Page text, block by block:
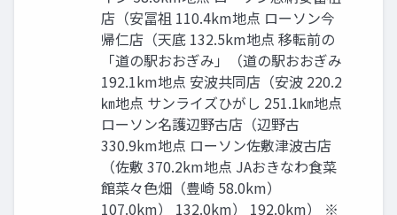
店（安冨祖 110.4km地点 ローソン今
帰仁店（天底 132.5km地点 移転前の
「道の駅おおぎみ」（道の駅おおぎみ
192.1km地点 安波共同店（安波 220.2
㎞地点 サンライズひがし 251.1㎞地点
ローソン名護辺野古店（辺野古
330.9km地点 ローソン佐敷津波古店
（佐敷 370.2km地点 JAおきなわ食菜
館菜々色畑（豊崎 58.0km）
107.0km） 132.0km） 192.0km） ※